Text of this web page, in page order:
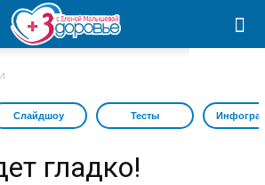
Слайдшоу Тесты
гладко!